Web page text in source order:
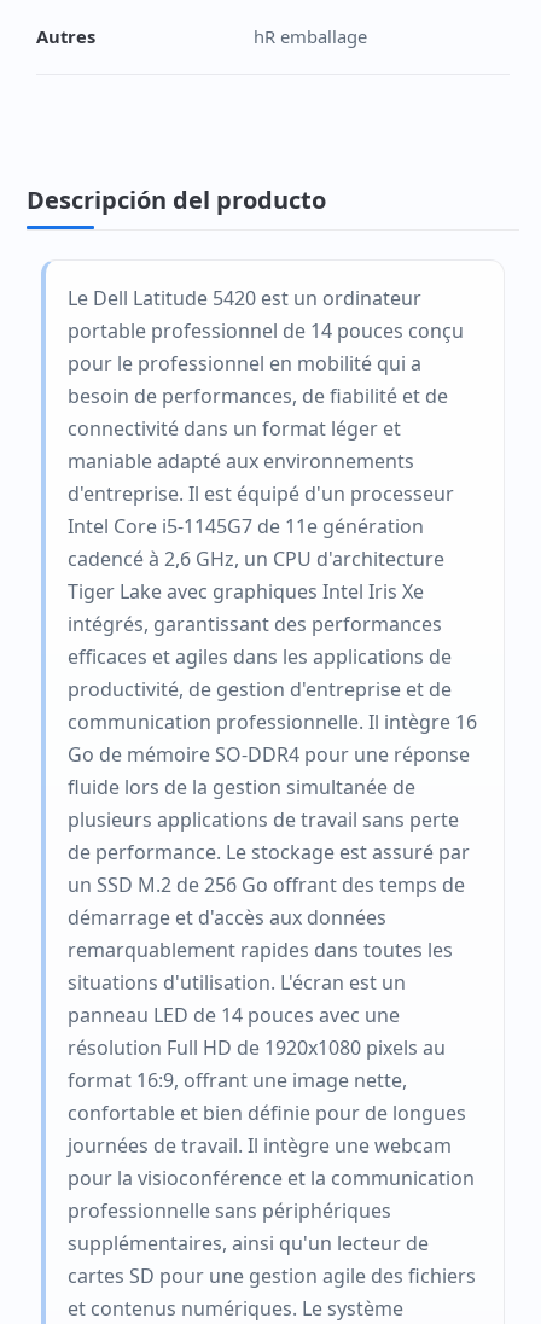
Autres hR emballage
Descripción del producto
Le Dell Latitude 5420 est un ordinateur
portable professionnel de 14 pouces conçu
pour le professionnel en mobilité qui a
besoin de performances, de fiabilité et de
connectivité dans un format léger et
maniable adapté aux environnements
d'entreprise. Il est équipé d'un processeur
Intel Core i5-1145G7 de 11e génération
cadencé à 2,6 GHz, un CPU d'architecture
Tiger Lake avec graphiques Intel Iris Xe
intégrés, garantissant des performances
efficaces et agiles dans les applications de
productivité, de gestion d'entreprise et de
communication professionnelle. Il intègre 16
Go de mémoire SO-DDR4 pour une réponse
fluide lors de la gestion simultanée de
plusieurs applications de travail sans perte
de performance. Le stockage est assuré par
un SSD M.2 de 256 Go offrant des temps de
démarrage et d'accès aux données
remarquablement rapides dans toutes les
situations d'utilisation. L'écran est un
panneau LED de 14 pouces avec une
résolution Full HD de 1920x1080 pixels au
format 16:9, offrant une image nette,
confortable et bien définie pour de longues
journées de travail. Il intègre une webcam
pour la visioconférence et la communication
professionnelle sans périphériques
supplémentaires, ainsi qu'un lecteur de
cartes SD pour une gestion agile des fichiers
et contenus numériques. Le système